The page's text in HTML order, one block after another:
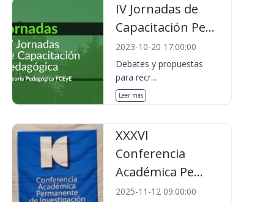
IV Jornadas de
Capacitación Pe...
2023-10-20 17:00:00
Debates y propuestas
para recr...
Leer más
XXXVI
Conferencia
Académica Pe...
2025-11-12 09:00:00